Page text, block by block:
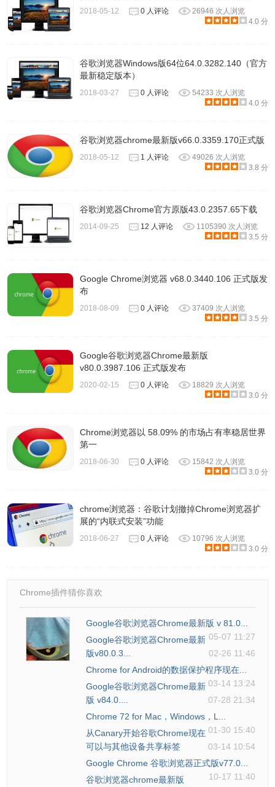
2018-05-12 0 人评论
26946 次人浏览
4.0 分
谷歌浏览器Windows版64位64.0.3282.140（官方
最新稳定版本）
2018-03-27 0 人评论
54233 次人浏览
4.0 分
谷歌浏览器chrome最新版v66.0.3359.170正式版
2018-05-12 1 人评论
49026 次人浏览
3.8 分
谷歌浏览器Chrome官方原版43.0.2357.65下载
2014-09-25 12 人评论
1105390 次人浏览
3.5 分
Google Chrome浏览器 v68.0.3440.106 正式版发
布
2018-08-09 0 人评论
37409 次人浏览
3.5 分
Google谷歌浏览器Chrome最新版
v80.0.3987.106 正式版发布
2020-02-15 0 人评论
18829 次人浏览
3.0 分
Chrome浏览器以 58.09% 的市场占有率稳居世界
第一
2018-06-30 0 人评论
15842 次人浏览
3.0 分
chrome浏览器：谷歌计划撤掉Chrome浏览器扩
展的“内联式安装”功能
2018-06-27 0 人评论
10796 次人浏览
3.0 分
Chrome插件猜你喜欢
Google谷歌浏览器Chrome最新版 v 81.0...
05-07 11:27
Google谷歌浏览器Chrome最新
版v80.0.3...
02-26 11:46
Chrome for Android的数据保护程序现在...
03-14 13:24
Google谷歌浏览器Chrome最新
版 v84.0....
07-28 21:34
Chrome 72 for Mac，Windows，L...
01-30 15:40
从Canary开始谷歌Chrome现在
可以与其他设备共享标签
03-14 10:54
Google Chrome 谷歌浏览器正式版v77.0...
10-17 11:40
谷歌浏览器chrome最新版